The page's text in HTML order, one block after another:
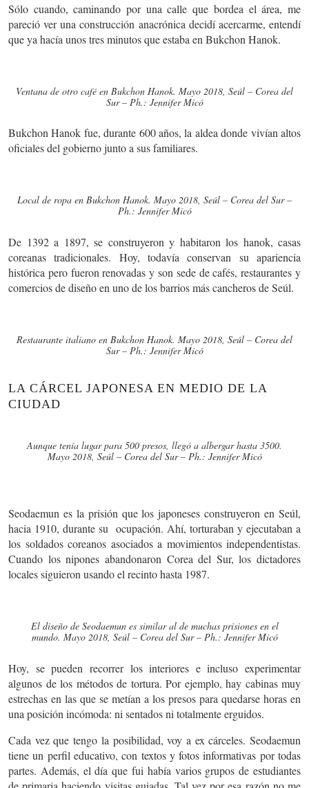
Sólo cuando, caminando por una calle que bordea el área, me
pareció ver una construcción anacrónica decidí acercarme, entendí
que ya hacía unos tres minutos que estaba en Bukchon Hanok.
Ventana de otro café en Bukchon Hanok. Mayo 2018, Seúl – Corea del
Sur – Ph.: Jennifer Micó
Bukchon Hanok fue, durante 600 años, la aldea donde vivían altos
oficiales del gobierno junto a sus familiares.
Local de ropa en Bukchon Hanok. Mayo 2018, Seúl – Corea del Sur –
Ph.: Jennifer Micó
De 1392 a 1897, se construyeron y habitaron los hanok, casas
coreanas tradicionales. Hoy, todavía conservan su apariencia
histórica pero fueron renovadas y son sede de cafés, restaurantes y
comercios de diseño en uno de los barrios más cancheros de Seúl.
Restaurante italiano en Bukchon Hanok. Mayo 2018, Seúl – Corea del
Sur – Ph.: Jennifer Micó
LA CÁRCEL JAPONESA EN MEDIO DE LA
CIUDAD
Aunque tenía lugar para 500 presos, llegó a albergar hasta 3500.
Mayo 2018, Seúl – Corea del Sur – Ph.: Jennifer Micó
Seodaemun es la prisión que los japoneses construyeron en Seúl,
hacia 1910, durante su ocupación. Ahí, torturaban y ejecutaban a
los soldados coreanos asociados a movimientos independentistas.
Cuando los nipones abandonaron Corea del Sur, los dictadores
locales siguieron usando el recinto hasta 1987.
El diseño de Seodaemun es similar al de muchas prisiones en el
mundo. Mayo 2018, Seúl – Corea del Sur – Ph.: Jennifer Micó
Hoy, se pueden recorrer los interiores e incluso experimentar
algunos de los métodos de tortura. Por ejemplo, hay cabinas muy
estrechas en las que se metían a los presos para quedarse horas en
una posición incómoda: ni sentados ni totalmente erguidos.
Cada vez que tengo la posibilidad, voy a ex cárceles. Seodaemun
tiene un perfil educativo, con textos y fotos informativas por todas
partes. Además, el día que fui había varios grupos de estudiantes